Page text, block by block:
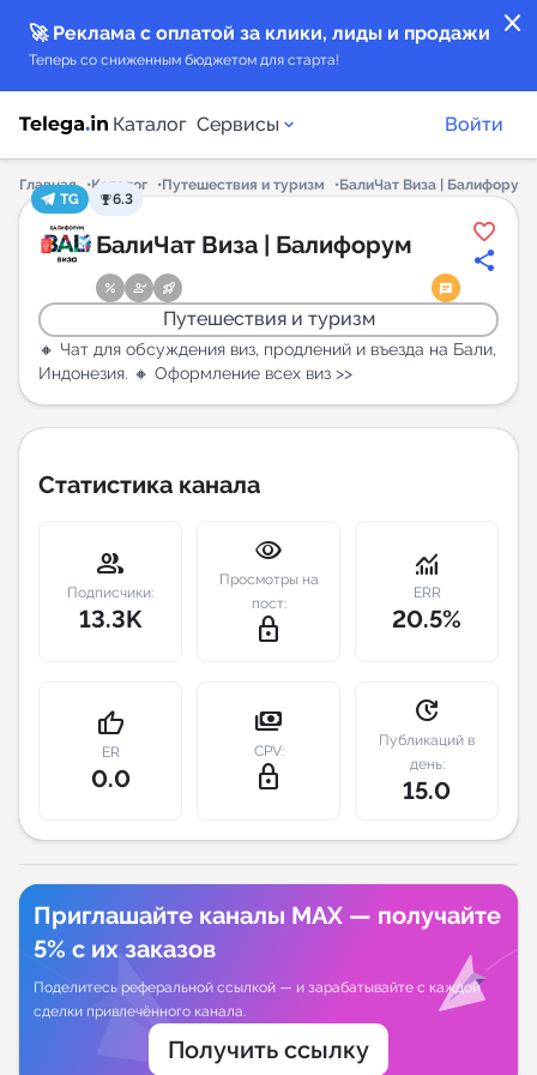
close
🚀 Реклама с оплатой за клики, лиды и продажи
Теперь со сниженным бюджетом для старта!
Каталог Сервисы
Каталог каналов
Каталог ботов
Горящие предложения
Индекс читаемости каналов в Telegram
Аналитика MAX каналов
Индивидуальное сопровождение
Аналитика Telegram
Войти
Главная Каталог Путешествия и туризм
БалиЧат Виза | Балифорум
TG
6.3
БалиЧат Виза | Балифорум
Путешествия и туризм
🔸 Чат для обсуждения виз, продлений и въезда на Бали,
Индонезия. 🔸 Оформление всех виз >>
Статистика канала
group
Подписчики:
13.3K
visibility
Просмотры на
пост:
lock_outline
monitoring
ERR
20.5%
thumb_up
ER
0.0
payments
CPV:
lock_outline
update
Публикаций в
день:
15.0
Приглашайте каналы MAX — получайте
5% с их заказов
Поделитесь реферальной ссылкой — и зарабатывайте с каждой
сделки привлечённого канала.
Получить ссылку